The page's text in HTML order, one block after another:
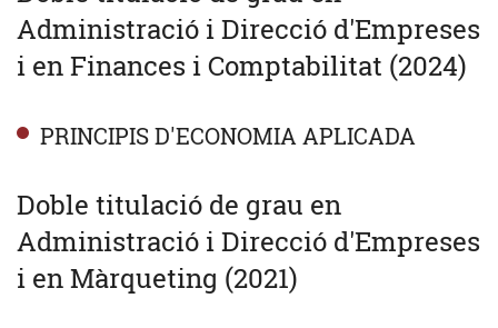
Administració i Direcció d'Empreses
i en Finances i Comptabilitat (2024)
PRINCIPIS D'ECONOMIA APLICADA
Doble titulació de grau en
Administració i Direcció d'Empreses
i en Màrqueting (2021)